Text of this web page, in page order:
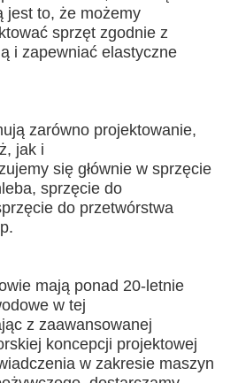
jest to, że możemy
sprzęt zgodnie z
i zapewniać elastyczne
zarówno projektowanie,
jak i
się głównie w sprzęcie
sprzęcie do
do przetwórstwa
mają ponad 20-letnie
w tej
z zaawansowanej
koncepcji projektowej
w zakresie maszyn